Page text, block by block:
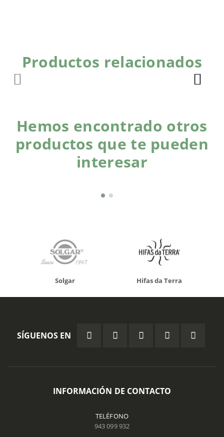
Productos relacionados
Hemos encontrado otros
productos que te pueden
interesar
Solgar Hifas da Terra
SÍGUENOS EN
INFORMACIÓN DE CONTACTO
TELÉFONO
943 099 932